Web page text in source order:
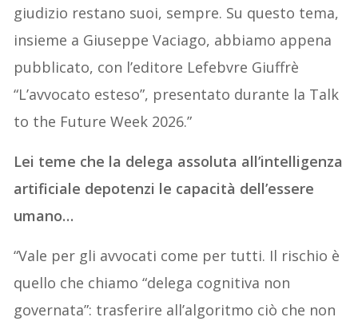
giudizio restano suoi, sempre. Su questo tema,
insieme a Giuseppe Vaciago, abbiamo appena
pubblicato, con l’editore Lefebvre Giuffrè
“L’avvocato esteso”, presentato durante la Talk
to the Future Week 2026.”
Lei teme che la delega assoluta all’intelligenza
artificiale depotenzi le capacità dell’essere
umano…
“Vale per gli avvocati come per tutti. Il rischio è
quello che chiamo “delega cognitiva non
governata”: trasferire all’algoritmo ciò che non